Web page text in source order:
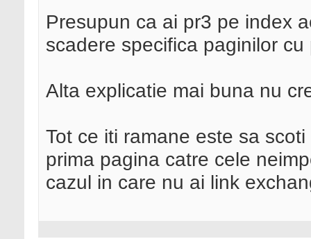
Presupun ca ai pr3 pe index
scadere specifica paginilor cu
Alta explicatie mai buna nu
Tot ce iti ramane este sa
prima pagina catre cele
cazul in care nu ai link